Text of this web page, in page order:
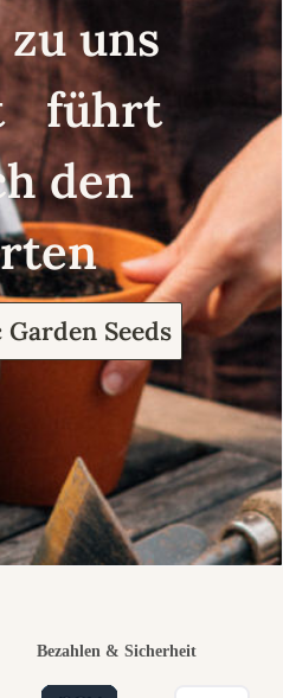
zu uns
führt
den
Seeds
Bezahlen & Sicherheit